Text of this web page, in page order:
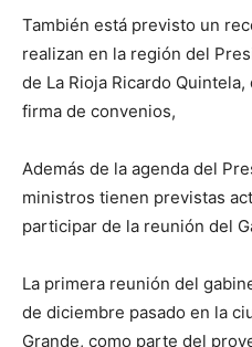
También está previsto un
realizan en la región del
de La Rioja Ricardo
firma de convenios,
Además de la agenda del
ministros tienen previstas
participar de la reunión del
La primera reunión del
de diciembre pasado en la
Grande, como parte del